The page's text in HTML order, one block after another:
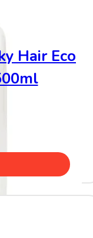
Hair Eco